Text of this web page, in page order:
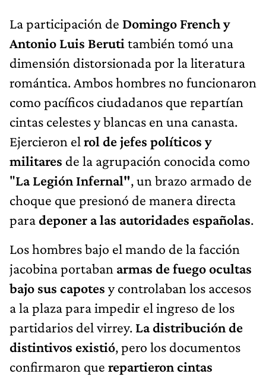
La participación de Domingo Frenchy
Antonio Luis Beruti también tomó una
dimensión distorsionada por la literatura
romántica. Ambos hombres no funcionaron
como pacíficos ciudadanos que repartían
cintas celestes y blancas en una canasta.
Ejercieron el rol de jefes políticos y
militares de la agrupación conocida como
"La Legión Infernal", un brazo armado de
choque que presionó de manera directa
paradeponer a las autoridades españolas.
Los hombres bajo el mando de la facción
jacobina portaban armas de fuego ocultas
bajo sus capotes y controlaban los accesos
a la plaza para impedir el ingreso de los
partidarios del virrey. La distribución de
distintivos existió, pero los documentos
confirmaron que repartieron cintas